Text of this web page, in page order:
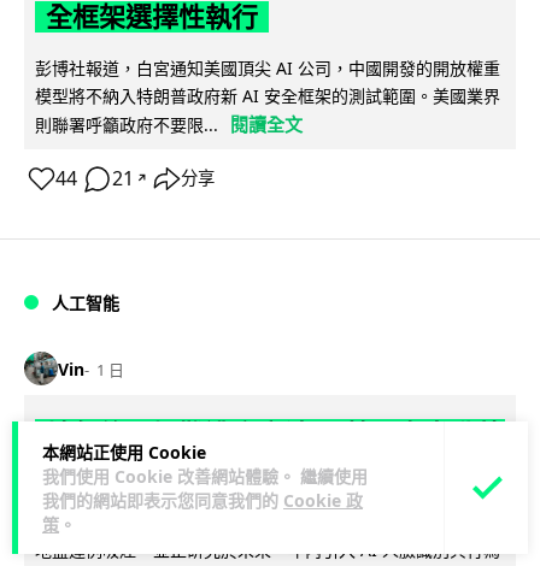
本網站正使用 Cookie
我們使用 Cookie 改善網站體驗。 繼續使用
我們的網站即表示您同意我們的 Cookie 政
策 。
全框架選擇性執行
彭博社報道，白宮通知美國頂尖 AI 公司，中國開發的開放權重
模型將不納入特朗普政府新 AI 安全框架的測試範圍。美國業界
則聯署呼籲政府不要限...
閱讀全文
44 21 ↗ 分享
人工智能
Vin 1 日
地盤偷吸煙難逃高空法眼 勞工處出動熱
感無人機 擬加 AI 人臉識別精準執法
勞工處投入配備熱感應鏡頭的小型無人機進行高空巡邏以打擊
地盤違例吸煙，並正研究於未來一年內引入 AI 人臉識別與行為